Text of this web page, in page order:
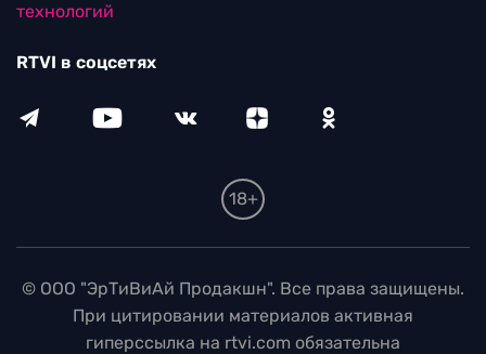
технологий
RTVI в соцсетях
18+
© ООО "ЭрТиВиАй Продакшн". Все права защищены.
При цитировании материалов активная
гиперссылка на rtvi.com обязательна